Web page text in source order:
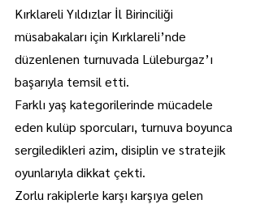
Kırklareli Yıldızlar İl Birinciliği
müsabakaları için Kırklareli’nde
düzenlenen turnuvada Lüleburgaz’ı
başarıyla temsil etti.
Farklı yaş kategorilerinde mücadele
eden kulüp sporcuları, turnuva boyunca
sergiledikleri azim, disiplin ve stratejik
oyunlarıyla dikkat çekti.
Zorlu rakiplerle karşı karşıya gelen